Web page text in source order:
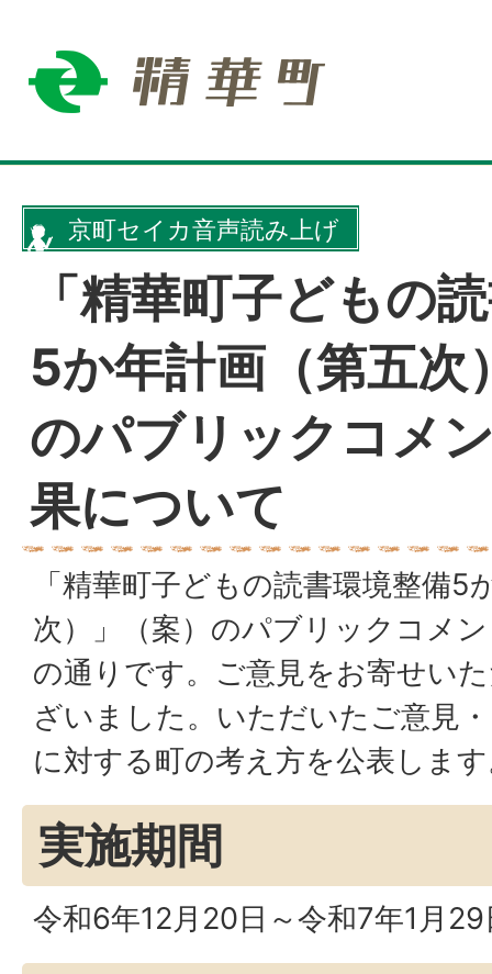
京町セイカ音声読み上げ
「精華町子どもの
5か年計画（第五次
のパブリックコメ
果について
「精華町子どもの読書環境整備5
次）」（案）のパブリックコメ
の通りです。ご意見をお寄せい
ざいました。いただいたご意見
に対する町の考え方を公表しま
実施期間
令和6年12月20日～令和7年1月29